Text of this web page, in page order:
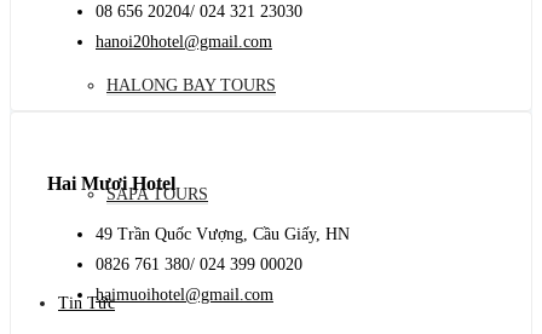
HALONG BAY TOURS
SAPA TOURS
Tin Tức
08 656 20204/ 024 321 23030
hanoi20hotel@gmail.com
Hai Mươi Hotel
49 Trần Quốc Vượng, Cầu Giấy, HN
0826 761 380/ 024 399 00020
haimuoihotel@gmail.com